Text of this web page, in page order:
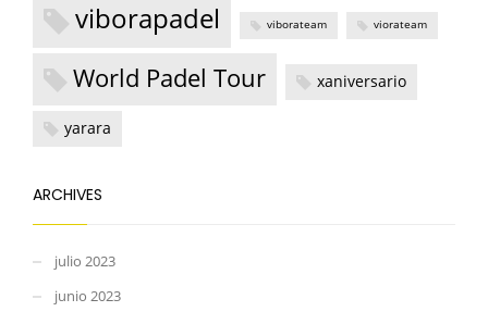
viborapadel viborateam viorateam
World Padel Tour xaniversario
yarara
ARCHIVES
julio 2023
junio 2023